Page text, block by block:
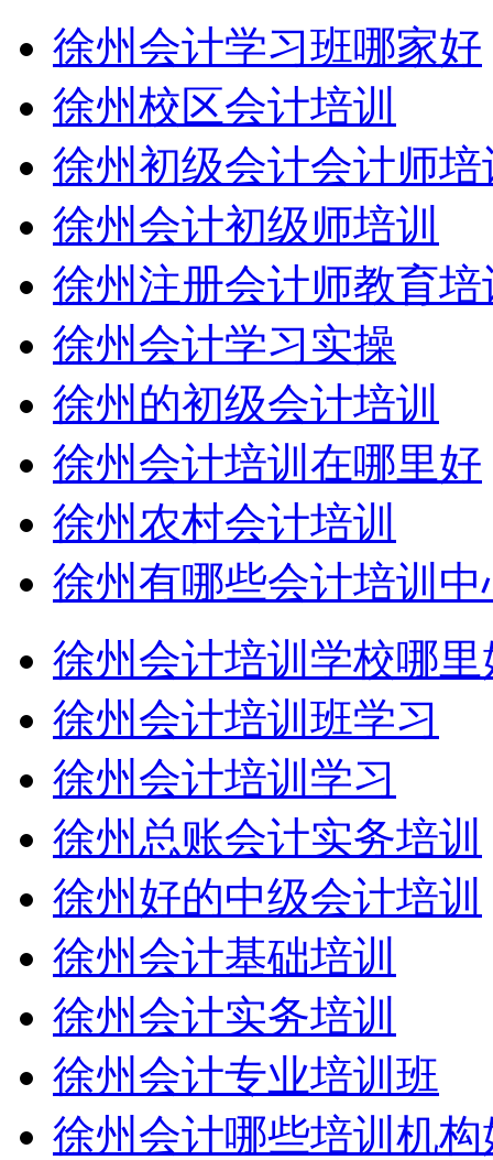
徐州会计学习班哪家好
徐州校区会计培训
徐州初级会计会计师培
徐州会计初级师培训
徐州注册会计师教育培
徐州会计学习实操
徐州的初级会计培训
徐州会计培训在哪里好
徐州农村会计培训
徐州有哪些会计培训中
徐州会计培训学校哪里
徐州会计培训班学习
徐州会计培训学习
徐州总账会计实务培训
徐州好的中级会计培训
徐州会计基础培训
徐州会计实务培训
徐州会计专业培训班
徐州会计哪些培训机构